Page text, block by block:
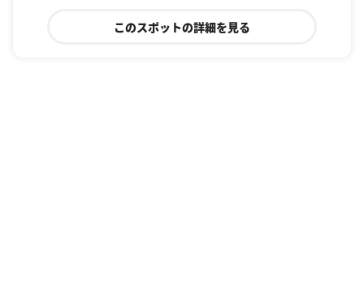
このスポットの詳細を見る